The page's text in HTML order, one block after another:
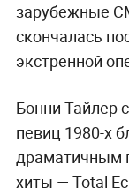
зарубежные
скончалась
экстренной
Бонни Тайлер
певиц 1980-х
драматичным
хиты — Total